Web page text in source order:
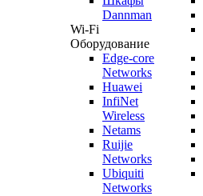
Dannman
Wi-Fi
Оборудование
Edge-core
Networks
Huawei
InfiNet
Wireless
Netams
Ruijie
Networks
Ubiquiti
Networks